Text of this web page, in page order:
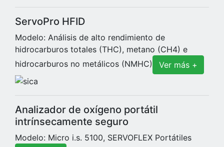
ServoPro HFID
Modelo: Análisis de alto rendimiento de
hidrocarburos totales (THC), metano (CH4) e
hidrocarburos no metálicos (NMHC)
Ver más +
Analizador de oxígeno portátil
intrínsecamente seguro
Modelo: Micro i.s. 5100, SERVOFLEX Portátiles